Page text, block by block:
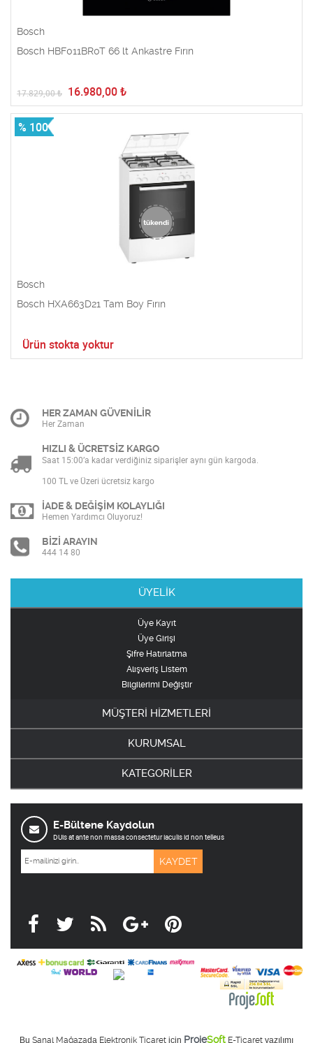
Bosch
Bosch HBF011BR0T 66 lt Ankastre Fırın
17.829,00₺ 16.980,00 ₺
% 100
Bosch
Bosch HXA663D21 Tam Boy Fırın
Ürün stokta yoktur
HER ZAMAN GÜVENİLİR
Her Zaman
HIZLI & ÜCRETSİZ KARGO
Saat 15:00’a kadar verdiğiniz siparişler aynı gün kargoda.
100 TL ve Üzeri ücretsiz kargo
İADE & DEĞİŞİM KOLAYLIĞI
Hemen Yardımcı Oluyoruz!
BİZİ ARAYIN
444 14 80
ÜYELİK
Üye Kayıt
Üye Girişi
Şifre Hatırlatma
Alışveriş Listem
Bilgilerimi Değiştir
MÜŞTERİ HİZMETLERİ
KURUMSAL
KATEGORİLER
E-Bültene Kaydolun
DUis at ante non massa consectetur iaculis id non telleus
Bu Sanal Mağazada Elektronik Ticaret için ProjeSoft E-Ticaret yazılımı